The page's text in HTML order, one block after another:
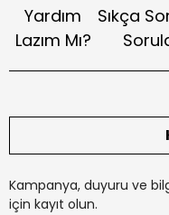
Yardım
Lazım Mı?
Sıkça
Kampanya, duyuru ve
için kayıt olun.